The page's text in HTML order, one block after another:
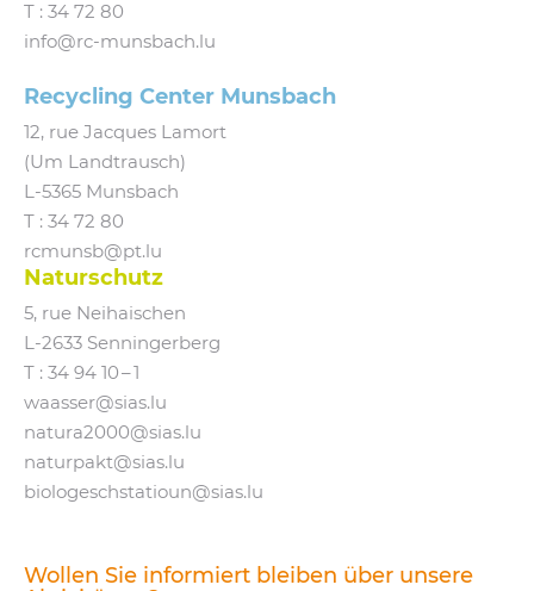
T : 34 72 80
info@​rc-​munsbach.​lu
Recycling Center Munsbach
12, rue Jacques Lamort
(Um Landtrausch)
L‑5365 Munsbach
T : 34 72 80
rcmunsb@​pt.​lu
Naturschutz
5, rue Neihaischen
L‑2633 Senningerberg
T : 34 94 10 – 1
waasser@​sias.​lu
natura2000@​sias.​lu
naturpakt@​sias.​lu
biologeschstatioun@​sias.​lu
Wollen Sie informiert bleiben über unsere